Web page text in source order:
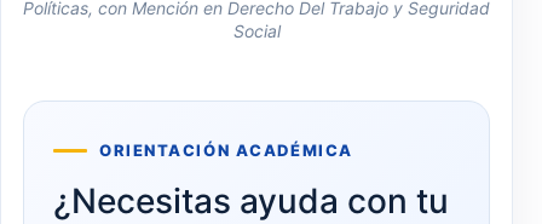
Políticas, con Mención en Derecho Del Trabajo y Seguridad
Social
ORIENTACIÓN ACADÉMICA
¿Necesitas ayuda con tu